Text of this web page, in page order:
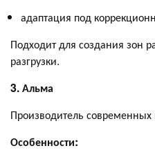
адаптация под
Подходит для создания зон
разгрузки.
3. Альма
Производитель
Особенности: